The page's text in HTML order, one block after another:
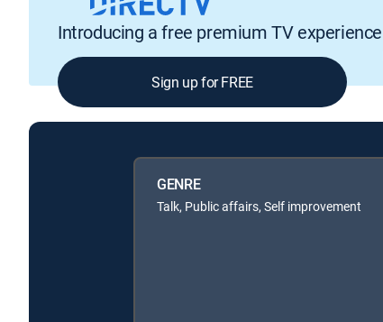
Introducing a free premium TV experience
Sign up for FREE
GENRE
Talk, Public affairs, Self improvement